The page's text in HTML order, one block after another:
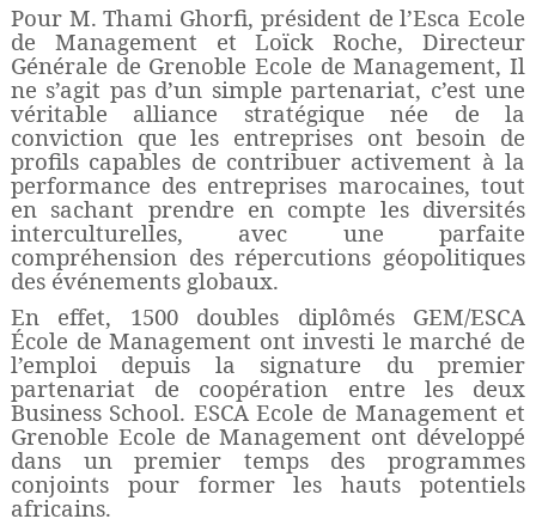
Pour M. Thami Ghorfi, président de l’Esca Ecole
de Management et Loïck Roche, Directeur
Générale de Grenoble Ecole de Management, Il
ne s’agit pas d’un simple partenariat, c’est une
véritable alliance stratégique née de la
conviction que les entreprises ont besoin de
profils capables de contribuer activement à la
performance des entreprises marocaines, tout
en sachant prendre en compte les diversités
interculturelles, avec une parfaite
compréhension des répercutions géopolitiques
des événements globaux.
En effet, 1500 doubles diplômés GEM/ESCA
École de Management ont investi le marché de
l’emploi depuis la signature du premier
partenariat de coopération entre les deux
Business School. ESCA Ecole de Management et
Grenoble Ecole de Management ont développé
dans un premier temps des programmes
conjoints pour former les hauts potentiels
africains.